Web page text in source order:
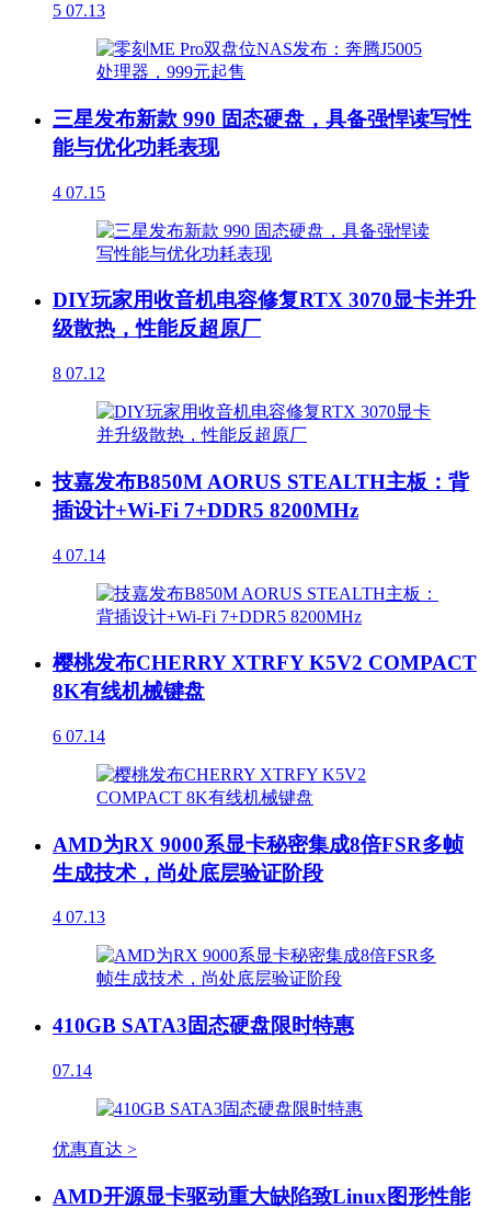
5 07.13
三星发布新款 990 固态硬盘，具备强悍读写性
能与优化功耗表现
4 07.15
DIY玩家用收音机电容修复RTX 3070显卡并升
级散热，性能反超原厂
8 07.12
技嘉发布B850M AORUS STEALTH主板：背
插设计+Wi-Fi 7+DDR5 8200MHz
4 07.14
樱桃发布CHERRY XTRFY K5V2 COMPACT
8K有线机械键盘
6 07.14
AMD为RX 9000系显卡秘密集成8倍FSR多帧
生成技术，尚处底层验证阶段
4 07.13
410GB SATA3固态硬盘限时特惠
07.14
优惠直达 >
AMD开源显卡驱动重大缺陷致Linux图形性能